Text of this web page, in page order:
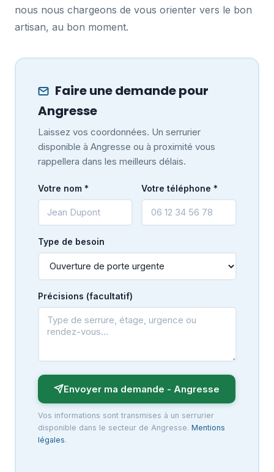
nous nous chargeons de vous orienter vers le bon
artisan, au bon moment.
Faire une demande pour
Angresse
Laissez vos coordonnées. Un serrurier
disponible à Angresse ou à proximité vous
rappellera dans les meilleurs délais.
Votre nom * Votre téléphone *
Type de besoin
Précisions (facultatif)
Envoyer ma demande - Angresse
Vos informations sont transmises à un serrurier
disponible dans le secteur de Angresse. Mentions
légales.